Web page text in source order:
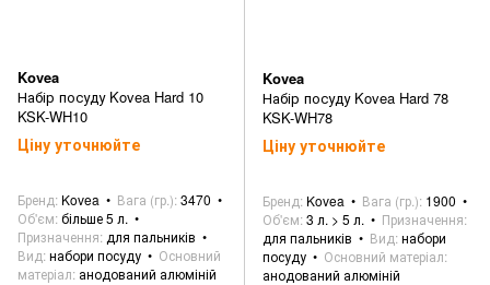
Kovea
Набір посуду Kovea Hard 10
KSK-WH10
Ціну уточнюйте
Бренд Kovea Вага (гр.) 3470
Об'єм більше 5 л.
Призначення для пальників
Вид набори посуду
Основний
матеріал анодований алюміній
Kovea
Набір посуду Kovea Hard 78
KSK-WH78
Ціну уточнюйте
Бренд Kovea Вага (гр.) 1900
Об'єм 3 л. > 5 л.
Призначення
для пальників
Вид набори
посуду
Основний матеріал
анодований алюміній